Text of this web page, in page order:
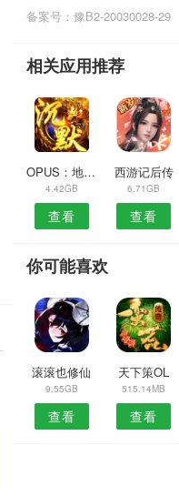
备案号：豫B2-20030028-29
相关应用推荐
OPUS：地球计划游戏
4.42GB
查看
西游记后传
6.71GB
查看
你可能喜欢
滚滚也修仙
9.55GB
查看
天下策OL
515.14MB
查看